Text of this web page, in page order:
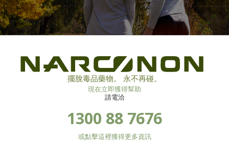
擺脫毒品藥物。 永不再碰。
現在立即獲得幫助
請電洽
1300 88 7676
或點擊這裡獲得更多資訊